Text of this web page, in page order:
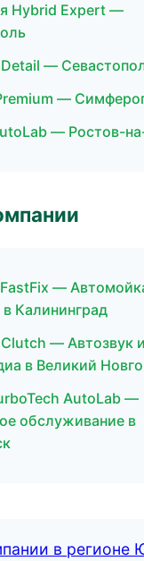
Hybrid Expert —
—
—
— Ростов-
—
Калининград
— Автозвук и
в Великий
AutoLab —
обслуживание в
в